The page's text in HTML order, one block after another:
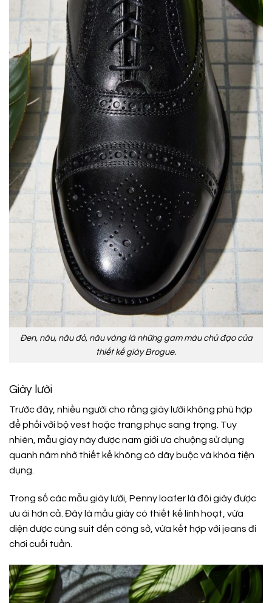
Đen, nâu, nâu đỏ, nâu vàng là những gam màu chủ đạo của
thiết kế giày Brogue.
Giày lười
Trước đây, nhiều người cho rằng giày lười không phù hợp
để phối với bộ vest hoặc trang phục sang trọng. Tuy
nhiên, mẫu giày này được nam giới ưa chuộng sử dụng
quanh năm nhờ thiết kế không có dây buộc và khóa tiện
dụng.
Trong số các mẫu giày lười, Penny loafer là đôi giày được
ưu ái hơn cả. Đây là mẫu giày có thiết kế linh hoạt, vừa
diện được cùng suit đến công sở, vừa kết hợp với jeans đi
chơi cuối tuần.